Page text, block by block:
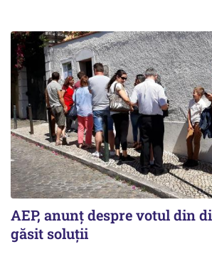
AEP, anunţ despre votul din
găsit soluţii